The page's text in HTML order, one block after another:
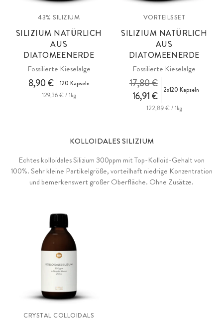
43% SILIZIUM
SILIZIUM NATÜRLICH
AUS
DIATOMEENERDE
Fossilierte Kieselalge
8,90 €
120 Kapseln
129,36 € / 1kg
VORTEILSSET
SILIZIUM NATÜRLICH
AUS
DIATOMEENERDE
Fossilierte Kieselalge
16,91 €
17,80 € 2x120 Kapseln
122,89 € / 1kg
KOLLOIDALES SILIZIUM
Echtes kolloidales Silizium 300ppm mit Top-Kolloid-Gehalt von
100%. Sehr kleine Partikelgröße, vorteilhaft niedrige Konzentration
und bemerkenswert großer Oberfläche. Ohne Zusätze.
CRYSTAL COLLOIDALS